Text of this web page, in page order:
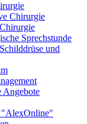
Chirurgie
Sprechstunde
und
Angebote
"AlexOnline"